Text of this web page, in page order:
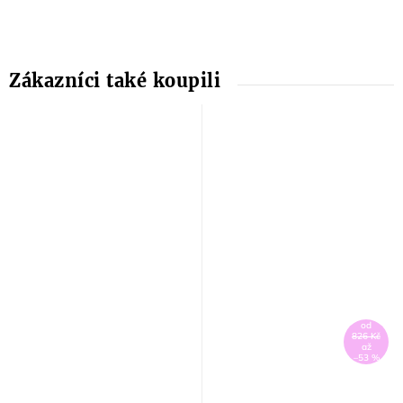
od
826 Kč
až
–53 %